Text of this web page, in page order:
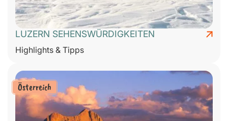
LUZERN SEHENSWÜRDIGKEITEN
Highlights & Tipps
Österreich